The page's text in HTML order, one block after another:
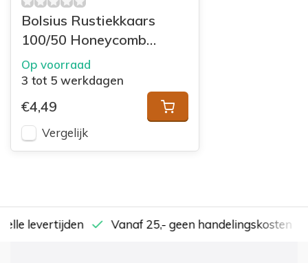
Bolsius Rustiekkaars
100/50 Honeycomb
Yellow
Op voorraad
3 tot 5 werkdagen
€4,49
Vergelijk
levertijden Vanaf 25,- geen handelingskosten